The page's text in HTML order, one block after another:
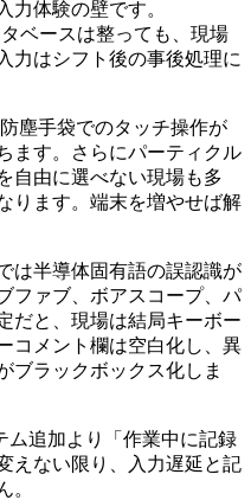
力体験の壁です。
ベースは整っても、現場
力はシフト後の事後処理に
塵手袋でのタッチ操作が
ます。さらにパーティクル
自由に選べない現場も多
ります。端末を増やせば解
は半導体固有語の誤認識が
ファブ、ボアスコープ、パ
だと、現場は結局キーボー
コメント欄は空白化し、異
ブラックボックス化しま
ム追加より「作業中に記録
えない限り、入力遅延と記
。